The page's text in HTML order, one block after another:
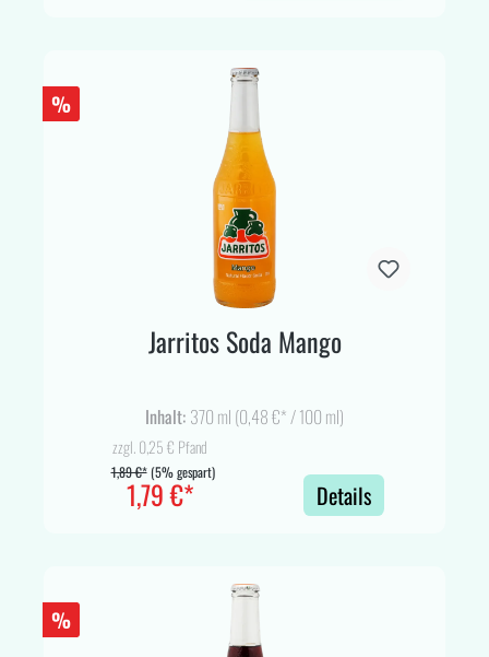
%
Jarritos Soda Mango
Inhalt: 370 ml (0,48 €* / 100 ml)
zzgl. 0,25 € Pfand
1,79 €*
1,89 €* (5% gespart)
Details
%